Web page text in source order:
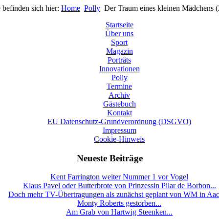
befinden sich hier: Home Polly Der Traum eines kleinen Mädchens
Startseite
Über uns
Sport
Magazin
Porträts
Innovationen
Polly
Termine
Archiv
Gästebuch
Kontakt
EU Datenschutz-Grundverordnung (DSGVO)
Impressum
Cookie-Hinweis
Neueste Beiträge
Kent Farrington weiter Nummer 1 vor Vogel
Klaus Pavel oder Butterbrote von Prinzessin Pilar de Borbon...
Doch mehr TV-Übertragungen als zunächst geplant von WM in
Monty Roberts gestorben...
Am Grab von Hartwig Steenken...